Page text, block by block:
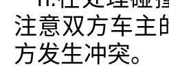
注意双方车主
方发生冲突。